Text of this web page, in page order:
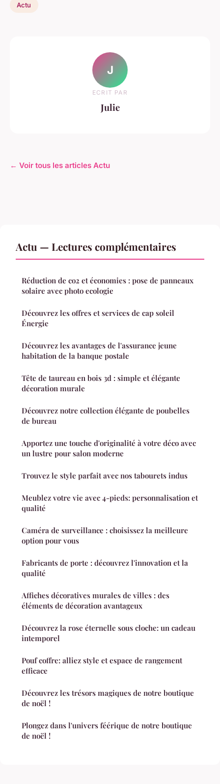
Actu
J
ECRIT PAR
Julie
← Voir tous les articles Actu
Actu — Lectures complémentaires
Réduction de co2 et économies : pose de panneaux
solaire avec photo ecologie
Découvrez les offres et services de cap soleil
Énergie
Découvrez les avantages de l'assurance jeune
habitation de la banque postale
Tête de taureau en bois 3d : simple et élégante
décoration murale
Découvrez notre collection élégante de poubelles
de bureau
Apportez une touche d'originalité à votre déco avec
un lustre pour salon moderne
Trouvez le style parfait avec nos tabourets indus
Meublez votre vie avec 4-pieds: personnalisation et
qualité
Caméra de surveillance : choisissez la meilleure
option pour vous
Fabricants de porte : découvrez l'innovation et la
qualité
Affiches décoratives murales de villes : des
éléments de décoration avantageux
Découvrez la rose éternelle sous cloche: un cadeau
intemporel
Pouf coffre: alliez style et espace de rangement
efficace
Découvrez les trésors magiques de notre boutique
de noël !
Plongez dans l'univers féérique de notre boutique
de noël !